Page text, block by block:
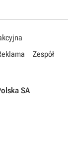
Zespół
SA